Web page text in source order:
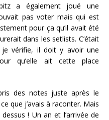
a également joué une
pas voter mais qui est
pour ça qu’il avait été
dans les setlists. C’était
vérifie, il doit y avoir une
qu’elle ait cette place
des notes juste après le
que j’avais à raconter. Mais
! Un an et l’arrivée de